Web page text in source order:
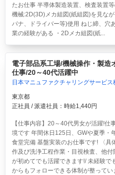
たお仕事 半導体製造装置、検査装置
機械:2D(3D)メカ組図(紙組図)を見な
パナ、ドライバー等)使用 ねじ締、穴
業の経験がある ・2Dメカ組図(紙...
電子部品系工場/機械操作・製造
仕事/20～40代活躍中
日本マニュファクチャリングサービス
東京都
正社員 / 派遣社員：時給1,440円
【仕事内容】20～40代男女が活躍!仕
境です 年間休日125日、GWや夏季・
食堂完備 基盤実装のお仕事です! 〈具
作及び洗浄工程作業・目視検査、他
が初めてでも活躍できます!/ 未経験で
からもフォローできる体制が整ってい